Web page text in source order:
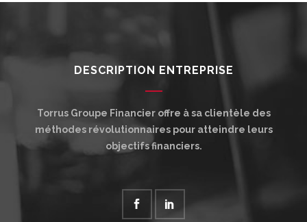
DESCRIPTION ENTREPRISE
Torrus Groupe Financier offre à sa clientèle des
méthodes révolutionnaires pour atteindre leurs
objectifs financiers.